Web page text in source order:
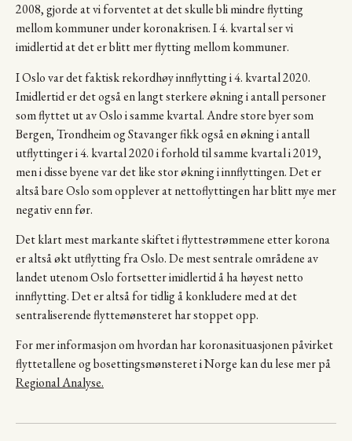
2008, gjorde at vi forventet at det skulle bli mindre flytting
mellom kommuner under koronakrisen. I 4. kvartal ser vi
imidlertid at det er blitt mer flytting mellom kommuner.
I Oslo var det faktisk rekordhøy innflytting i 4. kvartal 2020.
Imidlertid er det også en langt sterkere økning i antall personer
som flyttet ut av Oslo i samme kvartal. Andre store byer som
Bergen, Trondheim og Stavanger fikk også en økning i antall
utflyttinger i 4. kvartal 2020 i forhold til samme kvartal i 2019,
men i disse byene var det like stor økning i innflyttingen. Det er
altså bare Oslo som opplever at nettoflyttingen har blitt mye mer
negativ enn før.
Det klart mest markante skiftet i flyttestrømmene etter korona
er altså økt utflytting fra Oslo. De mest sentrale områdene av
landet utenom Oslo fortsetter imidlertid å ha høyest netto
innflytting. Det er altså for tidlig å konkludere med at det
sentraliserende flyttemønsteret har stoppet opp.
For mer informasjon om hvordan har koronasituasjonen påvirket
flyttetallene og bosettingsmønsteret i Norge kan du lese mer på
Regional Analyse.